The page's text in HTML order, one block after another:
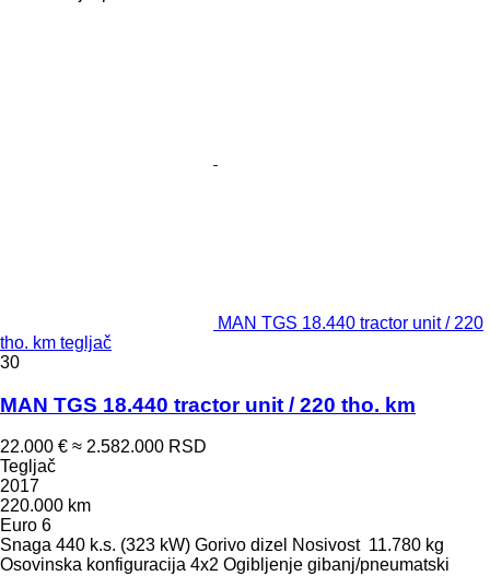
MAN TGS 18.440 tractor unit / 220
tho. km tegljač
30
MAN TGS 18.440 tractor unit / 220 tho. km
22.000 € ≈ 2.582.000 RSD
Tegljač
2017
220.000 km
Euro 6
Snaga 440 k.s. (323 kW) Gorivo dizel Nosivost 11.780 kg
Osovinska konfiguracija 4x2 Ogibljenje gibanj/pneumatski